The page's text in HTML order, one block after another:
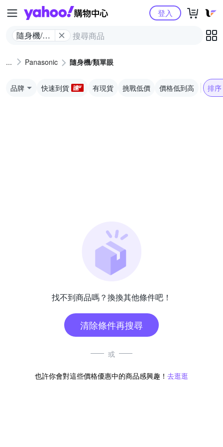
Yahoo購物中心
隨身機/類
登入
Panasonic 隨身機/類單眼
品牌 快速到貨 有現貨 挑戰低價 價格低到高 排序
找不到商品嗎？換換其他條件吧！
清除條件再搜尋
或
也許你會對這些價格優惠中的商品感興趣！ 去逛逛